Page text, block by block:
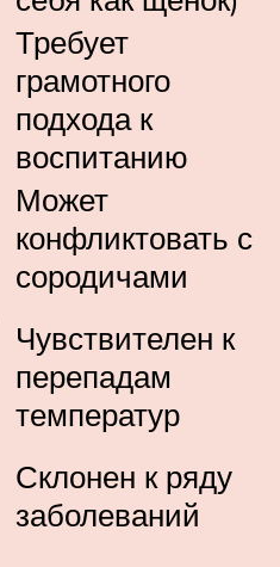
Требует
грамотного
подхода к
воспитанию
Может
конфликтовать с
сородичами
Чувствителен к
перепадам
температур
Склонен к ряду
заболеваний